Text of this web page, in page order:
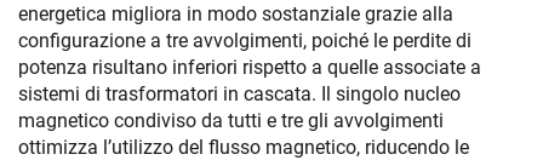
energetica migliora in modo sostanziale grazie alla
configurazione a tre avvolgimenti, poiché le perdite di
potenza risultano inferiori rispetto a quelle associate a
sistemi di trasformatori in cascata. Il singolo nucleo
magnetico condiviso da tutti e tre gli avvolgimenti
ottimizza l’utilizzo del flusso magnetico, riducendo le